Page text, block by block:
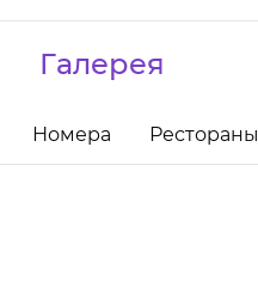
Галерея
Номера Рестораны